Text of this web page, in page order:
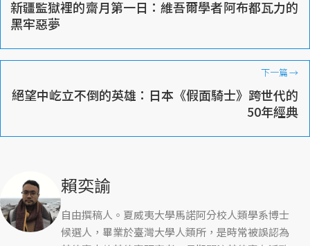
新疆監獄裡的齋月第一日：維吾爾學者阿布都瓦力的
黑牢惡夢
下一篇→
絕望中屹立不倒的英雄：日本《假面騎士》跨世代的
50年經典
賴奕諭
自由撰稿人。夏威夷大學馬諾阿分校人類學系博士
候選人，畢業於臺灣大學人類所，是時常被誤認為